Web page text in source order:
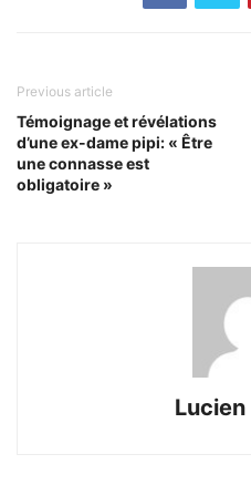
Previous article
Témoignage et révélations
d’une ex-dame pipi: « Être
une connasse est
obligatoire »